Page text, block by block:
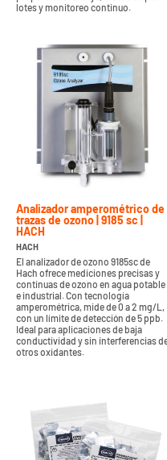
lotes y monitoreo continuo.
Analizador amperométrico de
trazas de ozono | 9185 sc |
HACH
HACH
El analizador de ozono 9185sc de
Hach ofrece mediciones precisas y
continuas de ozono en agua potable
e industrial. Con tecnología
amperométrica, mide de 0 a 2 mg/L,
con un límite de detección de 5 ppb.
Ideal para aplicaciones de baja
conductividad y sin interferencias
otros oxidantes.